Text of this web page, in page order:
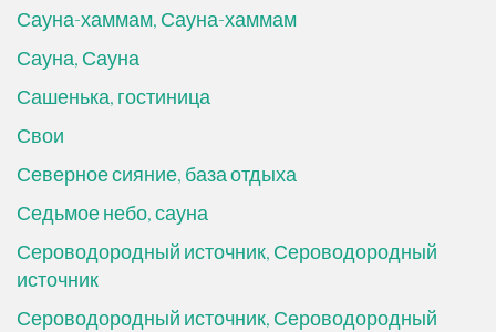
Сауна-хаммам, Сауна-хаммам
Сауна, Сауна
Сашенька, гостиница
Свои
Северное сияние, база отдыха
Седьмое небо, сауна
Сероводородный источник, Сероводородный
источник
Сероводородный источник, Сероводородный